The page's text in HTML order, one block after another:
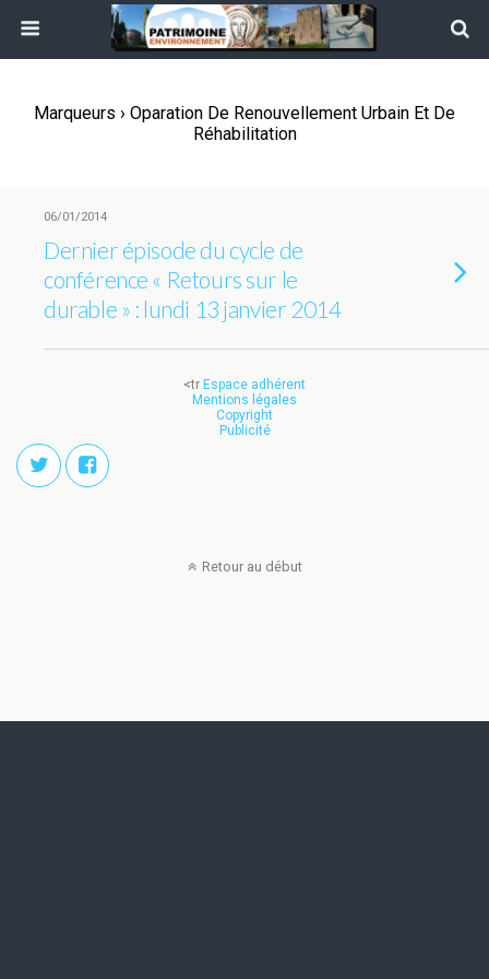
Marqueurs › Oparation De Renouvellement Urbain Et De
Réhabilitation
06/01/2014
Dernier épisode du cycle de
conférence « Retours sur le
durable » : lundi 13 janvier 2014
<tr Espace adhérent
Mentions légales
Copyright
Publicité
Retour au début